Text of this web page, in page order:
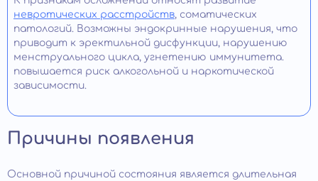
невротических расстройств, соматических
патологий. Возможны эндокринные нарушения, что
приводит к эректильной дисфункции, нарушению
менструального цикла, угнетению иммунитета.
повышается риск алкогольной и наркотической
зависимости.
Причины появления
Основной причиной состояния является длительная